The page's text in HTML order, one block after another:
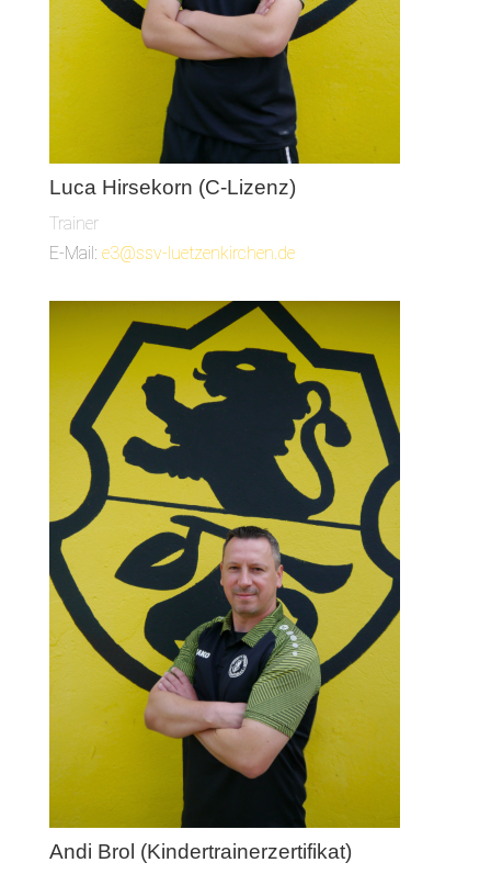
Luca Hirsekorn (C-Lizenz)
Trainer
E-Mail: e3@ssv-luetzenkirchen.de
Andi Brol (Kindertrainerzertifikat)